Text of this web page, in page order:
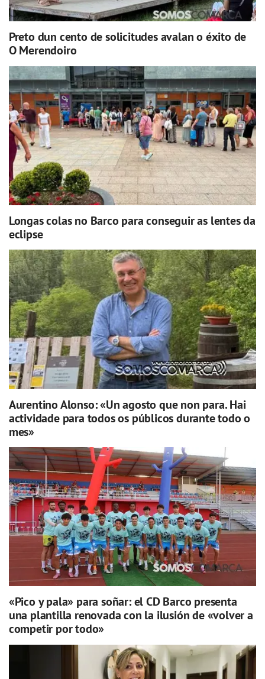
Preto dun cento de solicitudes avalan o éxito de
O Merendoiro
Longas colas no Barco para conseguir as lentes da
eclipse
Aurentino Alonso: «Un agosto que non para. Hai
actividade para todos os públicos durante todo o
mes»
«Pico y pala» para soñar: el CD Barco presenta
una plantilla renovada con la ilusión de «volver a
competir por todo»